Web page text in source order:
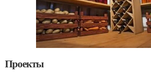
Проекты